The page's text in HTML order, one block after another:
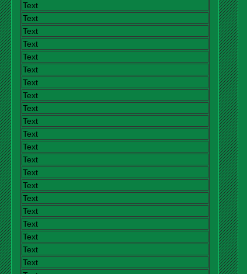
Text
Text
Text
Text
Text
Text
Text
Text
Text
Text
Text
Text
Text
Text
Text
Text
Text
Text
Text
Text
Text